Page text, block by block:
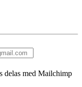
delas med Mailchimp